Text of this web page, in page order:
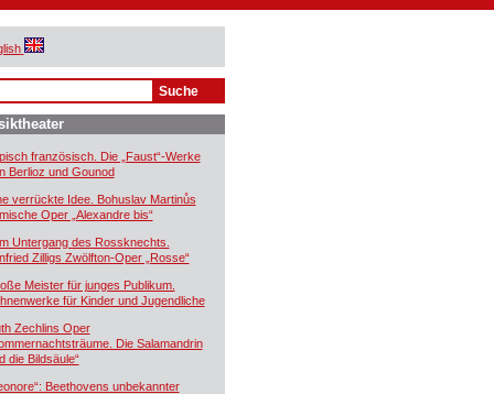
französisch. Die „Faust“-Werke
Berlioz und Gounod
verrückte Idee. Bohuslav Martinůs
Oper „Alexandre bis“
Untergang des Rossknechts.
Zilligs Zwölfton-Oper „Rosse“
Meister für junges Publikum.
für Kinder und Jugendliche
Zechlins Oper
Die Salamandrin
die Bildsäule“
Beethovens unbekannter